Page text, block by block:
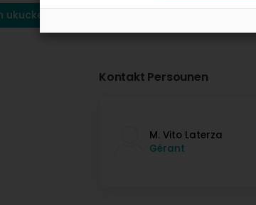
Kontakt Persounen
M. Vito Laterza
Gérant